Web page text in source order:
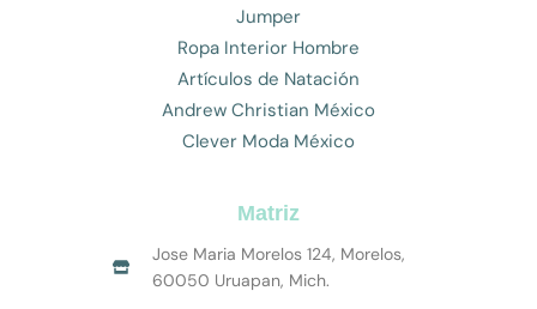
Jumper
Ropa Interior Hombre
Artículos de Natación
Andrew Christian México
Clever Moda México
Matriz
Jose Maria Morelos 124, Morelos,
60050 Uruapan, Mich.